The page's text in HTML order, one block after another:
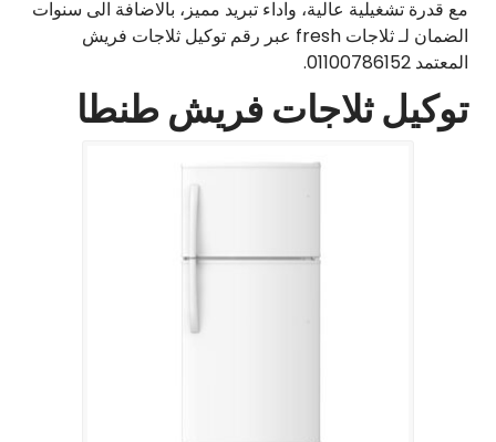
مع قدرة تشغيلية عالية، واداء تبريد مميز، بالاضافة الى سنوات
الضمان لـ ثلاجات fresh عبر رقم توكيل ثلاجات فريش
المعتمد 01100786152.
توكيل ثلاجات فريش طنطا